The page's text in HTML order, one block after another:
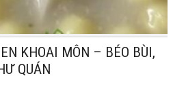
KHOAI MÔN – BÉO BÙI,
QUÁN